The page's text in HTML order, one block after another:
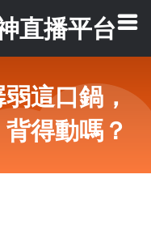
直播平台
這口鍋，
得動嗎？